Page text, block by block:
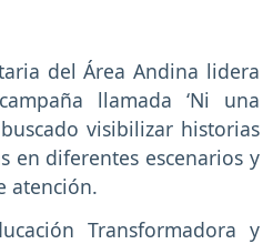
del Área Andina lidera
llamada ‘Ni una
visibilizar historias
en diferentes escenarios y
atención.
Transformadora y